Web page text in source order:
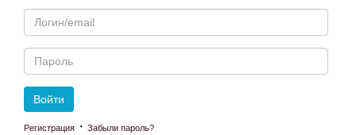
Email
Пароль
Войти
Регистрация · Забыли пароль?